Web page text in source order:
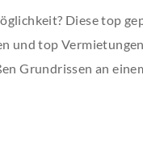
Diese top
und top
Grundrissen an